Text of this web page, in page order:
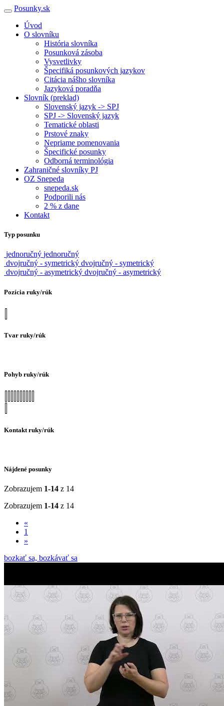
Posunky.sk
Úvod
O slovníku
História slovníka
Posunková zásoba
Vysvetlivky
Špecifiká posunkových jazykov
Citácia nášho slovníka
Jazyková poradňa
Slovník (preklad)
Slovenský jazyk -> SPJ
SPJ -> Slovenský jazyk
Tematické oblasti
Prstové znaky
Nepriame pomenovania
Špecifické posunky
Odborná terminológia
Zahraničné slovníky PJ
OZ Snepeda
snepeda.sk
Podporili nás
2 % z dane
Kontakt
Typ posunku
jednoručný jednoručný
dvojručný - symetrický dvojručný - symetrický
dvojručný - asymetrický dvojručný - asymetrický
Pozícia ruky/rúk
Tvar ruky/rúk
Pohyb ruky/rúk
Kontakt ruky/rúk
Nájdené posunky
Zobrazujem 1-14 z 14
Zobrazujem 1-14 z 14
«
1
»
bozkať sa, bozkávať sa